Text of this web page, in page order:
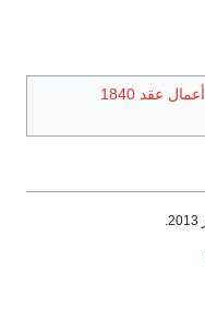
أعمال عقد 1840